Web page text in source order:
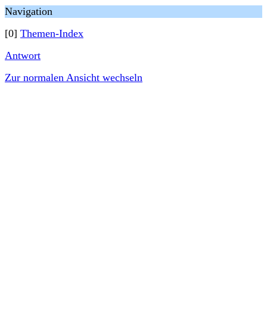
Navigation
[0] Themen-Index
Antwort
Zur normalen Ansicht wechseln